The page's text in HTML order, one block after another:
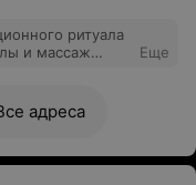
ритуала
и массаж
что
спа! Спасибо
чудо!!!
Еще
адреса